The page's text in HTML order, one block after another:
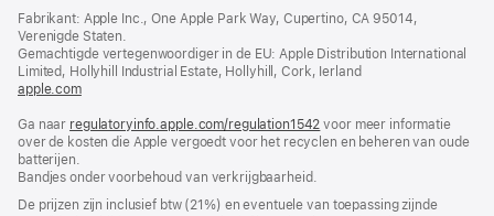
nieuw
geopend)
Fabrikant: Apple Inc., One Apple Park Way, Cupertino, CA 95014,
Verenigde Staten.
Gemachtigde vertegenwoordiger in de EU: Apple Distribution International
Limited, Hollyhill Industrial Estate, Hollyhill, Cork, Ierland
apple.com(wordt
nieuw
venster
Ga naar regulatoryinfo.apple.com/regulation1542 (wordt
in
voor meer informatie
over de kosten die Apple vergoedt voor het recyclen en beheren van oude
batterijen.
Bandjes onder voorbehoud van verkrijgbaarheid.
De prijzen zijn inclusief btw (21%) en eventuele van toepassing zijnde